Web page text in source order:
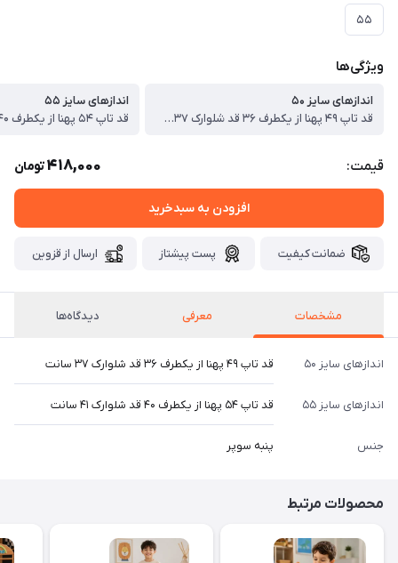
۵۵
ویژگی‌ها
اندازهای سایز ۵۰
قد تاپ ۴۹ پهنا از یکطرف ۳۶ قد شلوارک ۳۷ سانت
اندازهای سایز ۵۵
قیمت: 418,000تومان
افزودن به سبدخرید
ضمانت کیفیت پست پیشتاز ارسال از قزوین
مشخصات معرفی دیدگاه‌ها
اندازهای سایز ۵۰ قد تاپ ۴۹ پهنا از یکطرف ۳۶ قد شلوارک ۳۷ سانت
اندازهای سایز ۵۵ قد تاپ ۵۴ پهنا از یکطرف ۴۰ قد شلوارک ۴۱ سانت
جنس پنبه سوپر
محصولات مرتبط